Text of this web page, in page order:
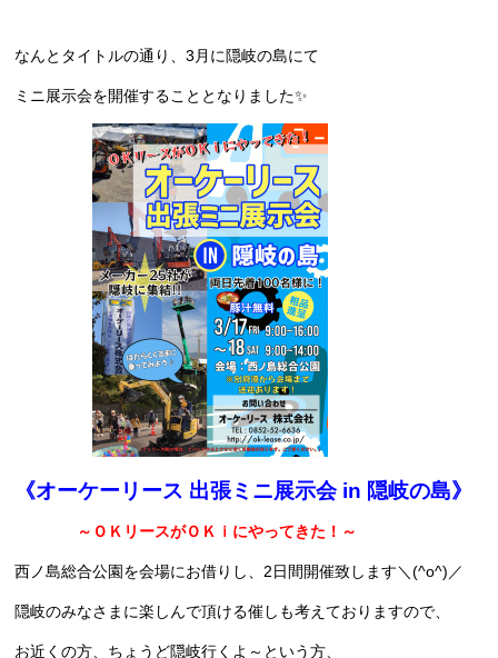
なんとタイトルの通り、3月に隠岐の島にて
ミニ展示会を開催することとなりました✨
《オーケーリース 出張ミニ展示会 in 隠岐の島》
～ＯＫリースがＯＫｉにやってきた！～
西ノ島総合公園を会場にお借りし、2日間開催致します＼(^o^)／
隠岐のみなさまに楽しんで頂ける催しも考えておりますので、
お近くの方、ちょうど隠岐行くよ～という方、